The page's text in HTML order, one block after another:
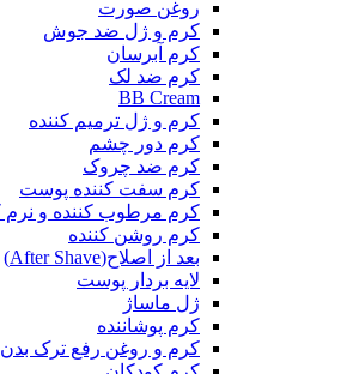
روغن صورت
کرم و ژل ضد جوش
کرم آبرسان
کرم ضد لک
BB Cream
کرم و ژل ترمیم کننده
کرم دور چشم
کرم ضد چروک
کرم سفت کننده پوست
کرم مرطوب کننده و نرم
کرم روشن کننده
بعد از اصلاح(After Shave)
لایه بردار پوست
ژل ماساژ
کرم پوشاننده
کرم و روغن رفع ترک بدن